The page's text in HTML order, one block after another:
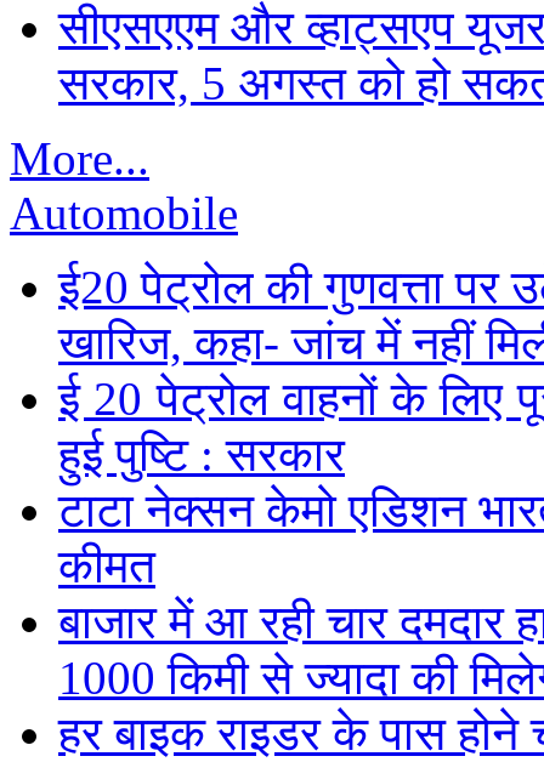
सीएसएएम और व्हाट्सएप
सरकार, 5 अगस्त को हो
More...
Automobile
ई20 पेट्रोल की गुणवत्ता पर
खारिज, कहा- जांच में नहीं
ई 20 पेट्रोल वाहनों के लिए
हुई पुष्टि : सरकार
टाटा नेक्सन केमो एडिशन
कीमत
बाजार में आ रही चार दमदार
1000 किमी से ज्यादा की
हर बाइक राइडर के पास होने